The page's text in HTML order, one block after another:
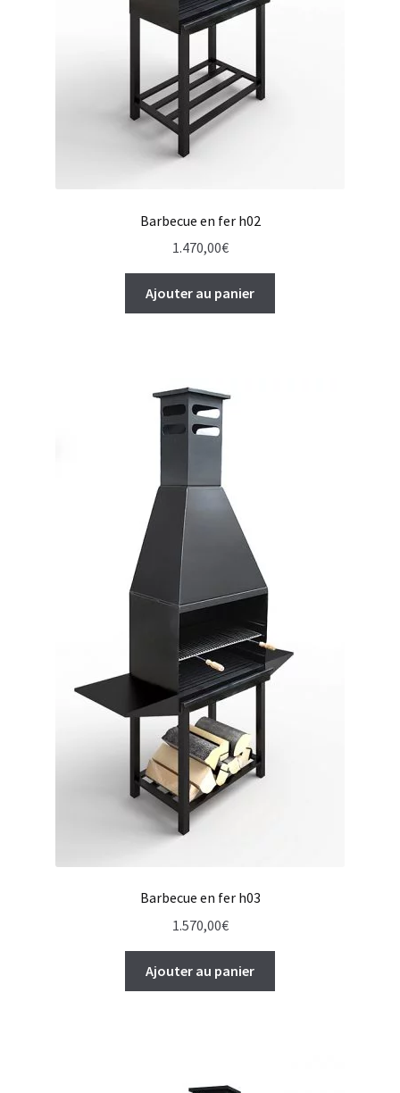
Barbecue en fer h02
1.470,00€
Ajouter au panier
Barbecue en fer h03
1.570,00€
Ajouter au panier